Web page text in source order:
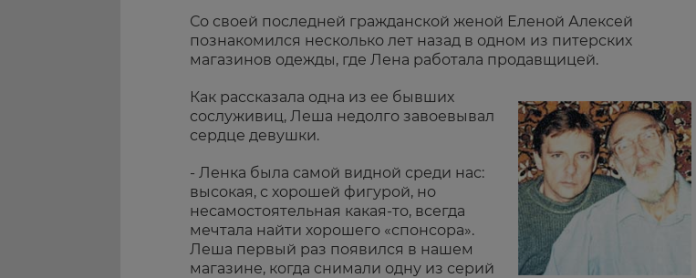
Со своей последней гражданской женой Еленой Алексей
познакомился несколько лет назад в одном из питерских
магазинов одежды, где Лена работала продавщицей.
Как рассказала одна из ее бывших
сослуживиц, Леша недолго завоевывал
сердце девушки.
- Ленка была самой видной среди нас:
высокая, с хорошей фигурой, но
несамостоятельная какая-то, всегда
мечтала найти хорошего «спонсора».
Леша первый раз появился в нашем
магазине, когда снимали одну из серий